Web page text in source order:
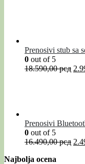
Prenosivi stub sa
0 out of 5
18.590,00рсд
Prenosivi
0 out of 5
16.490,00рсд
Najbolja ocena